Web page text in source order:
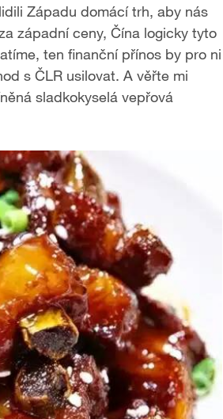
Západu domácí trh, aby nás
západní ceny, Čína logicky tyto
ten finanční přínos by pro ni
s ČLR usilovat. A věřte mi
sladkokyselá vepřová